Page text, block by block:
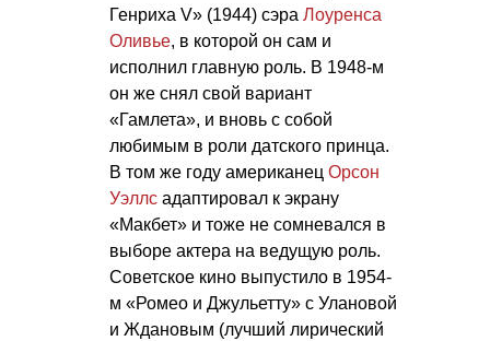
Генриха V» (1944) сэра Лоуренса
Оливье, в которой он сам и
исполнил главную роль. В 1948-м
он же снял свой вариант
«Гамлета», и вновь с собой
любимым в роли датского принца.
В том же году американец Орсон
Уэллс адаптировал к экрану
«Макбет» и тоже не сомневался в
выборе актера на ведущую роль.
Советское кино выпустило в 1954-
м «Ромео и Джульетту» с Улановой
и Ждановым (лучший лирический